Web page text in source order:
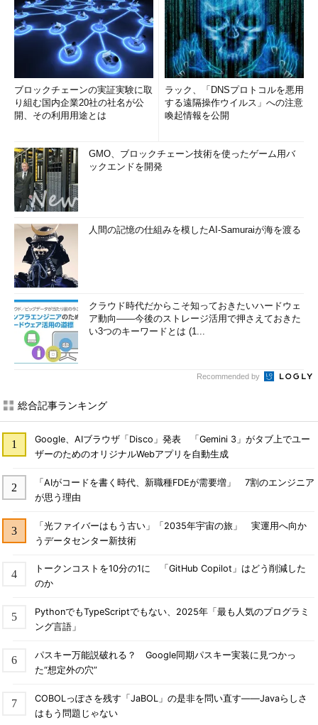
ブロックチェーンの実証実験に取
り組む国内企業20社の社名が公
開、その利用用途とは
ラック、「DNSプロトコルを悪用
する遠隔操作ウイルス」への注意
喚起情報を公開
GMO、ブロックチェーン技術を使ったゲーム用バ
ックエンドを開発
人間の記憶の仕組みを模したAI-Samuraiが海を渡る
クラウド時代だからこそ知っておきたいハードウェ
ア動向――今後のストレージ活用で押さえておきた
い3つのキーワードとは (1...
Recommended by
総合記事ランキング
Google、AIブラウザ「Disco」発表 「Gemini 3」がタブ上でユー
ザーのためのオリジナルWebアプリを自動生成
「AIがコードを書く時代、新職種FDEが需要増」 7割のエンジニア
が思う理由
「光ファイバーはもう古い」「2035年宇宙の旅」 実運用へ向か
うデータセンター新技術
トークンコストを10分の1に 「GitHub Copilot」はどう削減した
のか
PythonでもTypeScriptでもない、2025年「最も人気のプログラミ
ング言語」
パスキー万能説破れる？ Google同期パスキー実装に見つかっ
た“想定外の穴”
COBOLっぽさを残す「JaBOL」の是非を問い直す――Javaらしさ
はもう問題じゃない